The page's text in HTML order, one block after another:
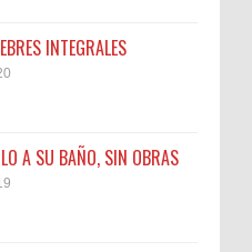
INTEGRALES
A SU BAÑO, SIN OBRAS